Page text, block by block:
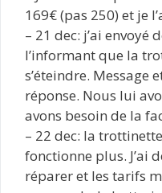
169€ (pas 250) et je
– 21 dec: j’ai envoyé
l’informant que la
s’éteindre. Message
réponse. Nous lui
avons besoin de la
– 22 dec: la
fonctionne plus. J’ai
réparer et les tarifs